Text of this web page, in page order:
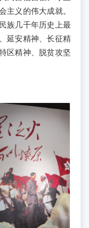
主义的伟大成就。
族几千年历史上最
延安精神、长征精
区精神、脱贫攻坚